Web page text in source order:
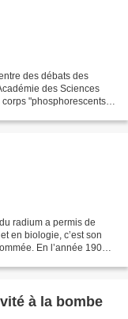
des débats des
des Sciences
"phosphorescents",
radium a permis de
en biologie, c’est son
En l’année 1901,
à la bombe